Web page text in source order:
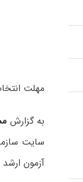
مهلت انتخاب رشته
به گزارش
سایت
آزمون ارشد